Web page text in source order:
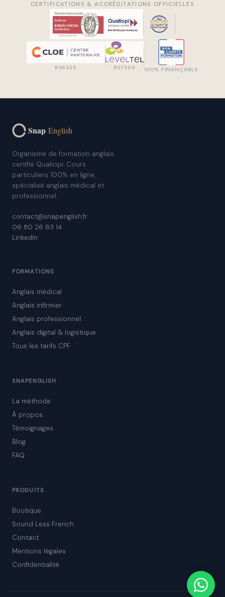
CERTIFICATIONS & ACCRÉDITATIONS OFFICIELLES
RS6435 RS7399 100% FINANÇABLE
Snap English
Organisme de formation anglais
certifié Qualiopi. Cours
particuliers 100% en ligne,
spécialisé anglais médical et
professionnel.
contact@snapenglish.fr
06 80 26 63 14
LinkedIn
FORMATIONS
Anglais médical
Anglais infirmier
Anglais professionnel
Anglais digital & logistique
Tous les tarifs CPF
SNAPENGLISH
La méthode
À propos
Témoignages
Blog
FAQ
PRODUITS
Boutique
Sound Less French
Contact
Mentions légales
Confidentialité